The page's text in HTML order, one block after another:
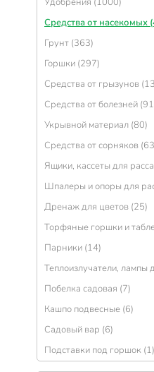
Средства от насекомых
Грунт (363)
Горшки (297)
Средства от грызунов
Средства от болезней
Укрывной материал (80)
Средства от сорняков
Ящики, кассеты для
Шпалеры и опоры для
Дренаж для цветов (25)
Торфяные горшки и
Парники (14)
Теплоизлучатели, лампы
Побелка садовая (7)
Кашпо подвесные (6)
Садовый вар (6)
Подставки под горшок (1)